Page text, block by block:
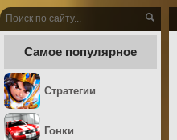
Самое популярное
Стратегии
Гонки